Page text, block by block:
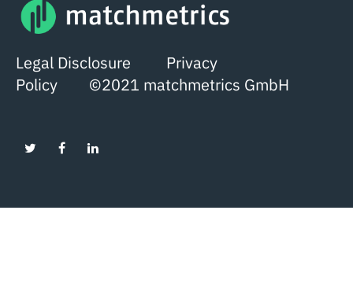
Legal Disclosure Privacy
Policy ©2021 matchmetrics GmbH